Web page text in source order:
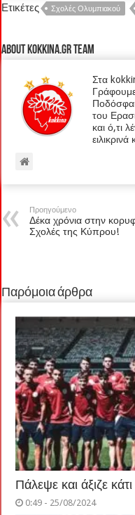
Ετικέτες Σχολές Ολυμπιακού
About kokkina.gr TEAM
Στα
του
και ό,τι
Προηγούμενο
Δέκα χρόνια στην
Σχολές της Κύπρου!
Παρόμοια άρθρα
Πάλεψε και άξιζε
0:49 - 25/08/2024